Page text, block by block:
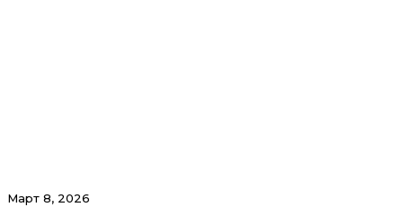
Март 8, 2026